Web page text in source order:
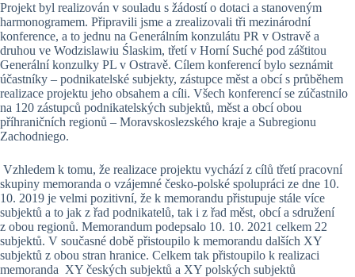
Projekt byl realizován v souladu s žádostí o dotaci a stanoveným
harmonogramem. Připravili jsme a zrealizovali tři mezinárodní
konference, a to jednu na Generálním konzulátu PR v Ostravě a
druhou ve Wodzislawiu Ślaskim, třetí v Horní Suché pod záštitou
Generální konzulky PL v Ostravě. Cílem konferencí bylo seznámit
účastníky – podnikatelské subjekty, zástupce měst a obcí s průběhem
realizace projektu jeho obsahem a cíli. Všech konferencí se zúčastnilo
na 120 zástupců podnikatelských subjektů, měst a obcí obou
příhraničních regionů – Moravskoslezského kraje a Subregionu
Zachodniego.
Vzhledem k tomu, že realizace projektu vychází z cílů třetí pracovní
skupiny memoranda o vzájemné česko-polské spolupráci ze dne 10.
10. 2019 je velmi pozitivní, že k memorandu přistupuje stále více
subjektů a to jak z řad podnikatelů, tak i z řad měst, obcí a sdružení
z obou regionů. Memorandum podepsalo 10. 10. 2021 celkem 22
subjektů. V současné době přistoupilo k memorandu dalších XY
subjektů z obou stran hranice. Celkem tak přistoupilo k realizaci
memoranda XY českých subjektů a XY polských subjektů